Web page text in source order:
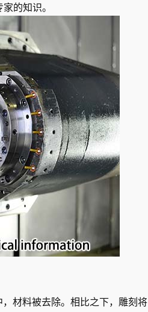
的知识。
材料被去除。相比之下，雕刻将